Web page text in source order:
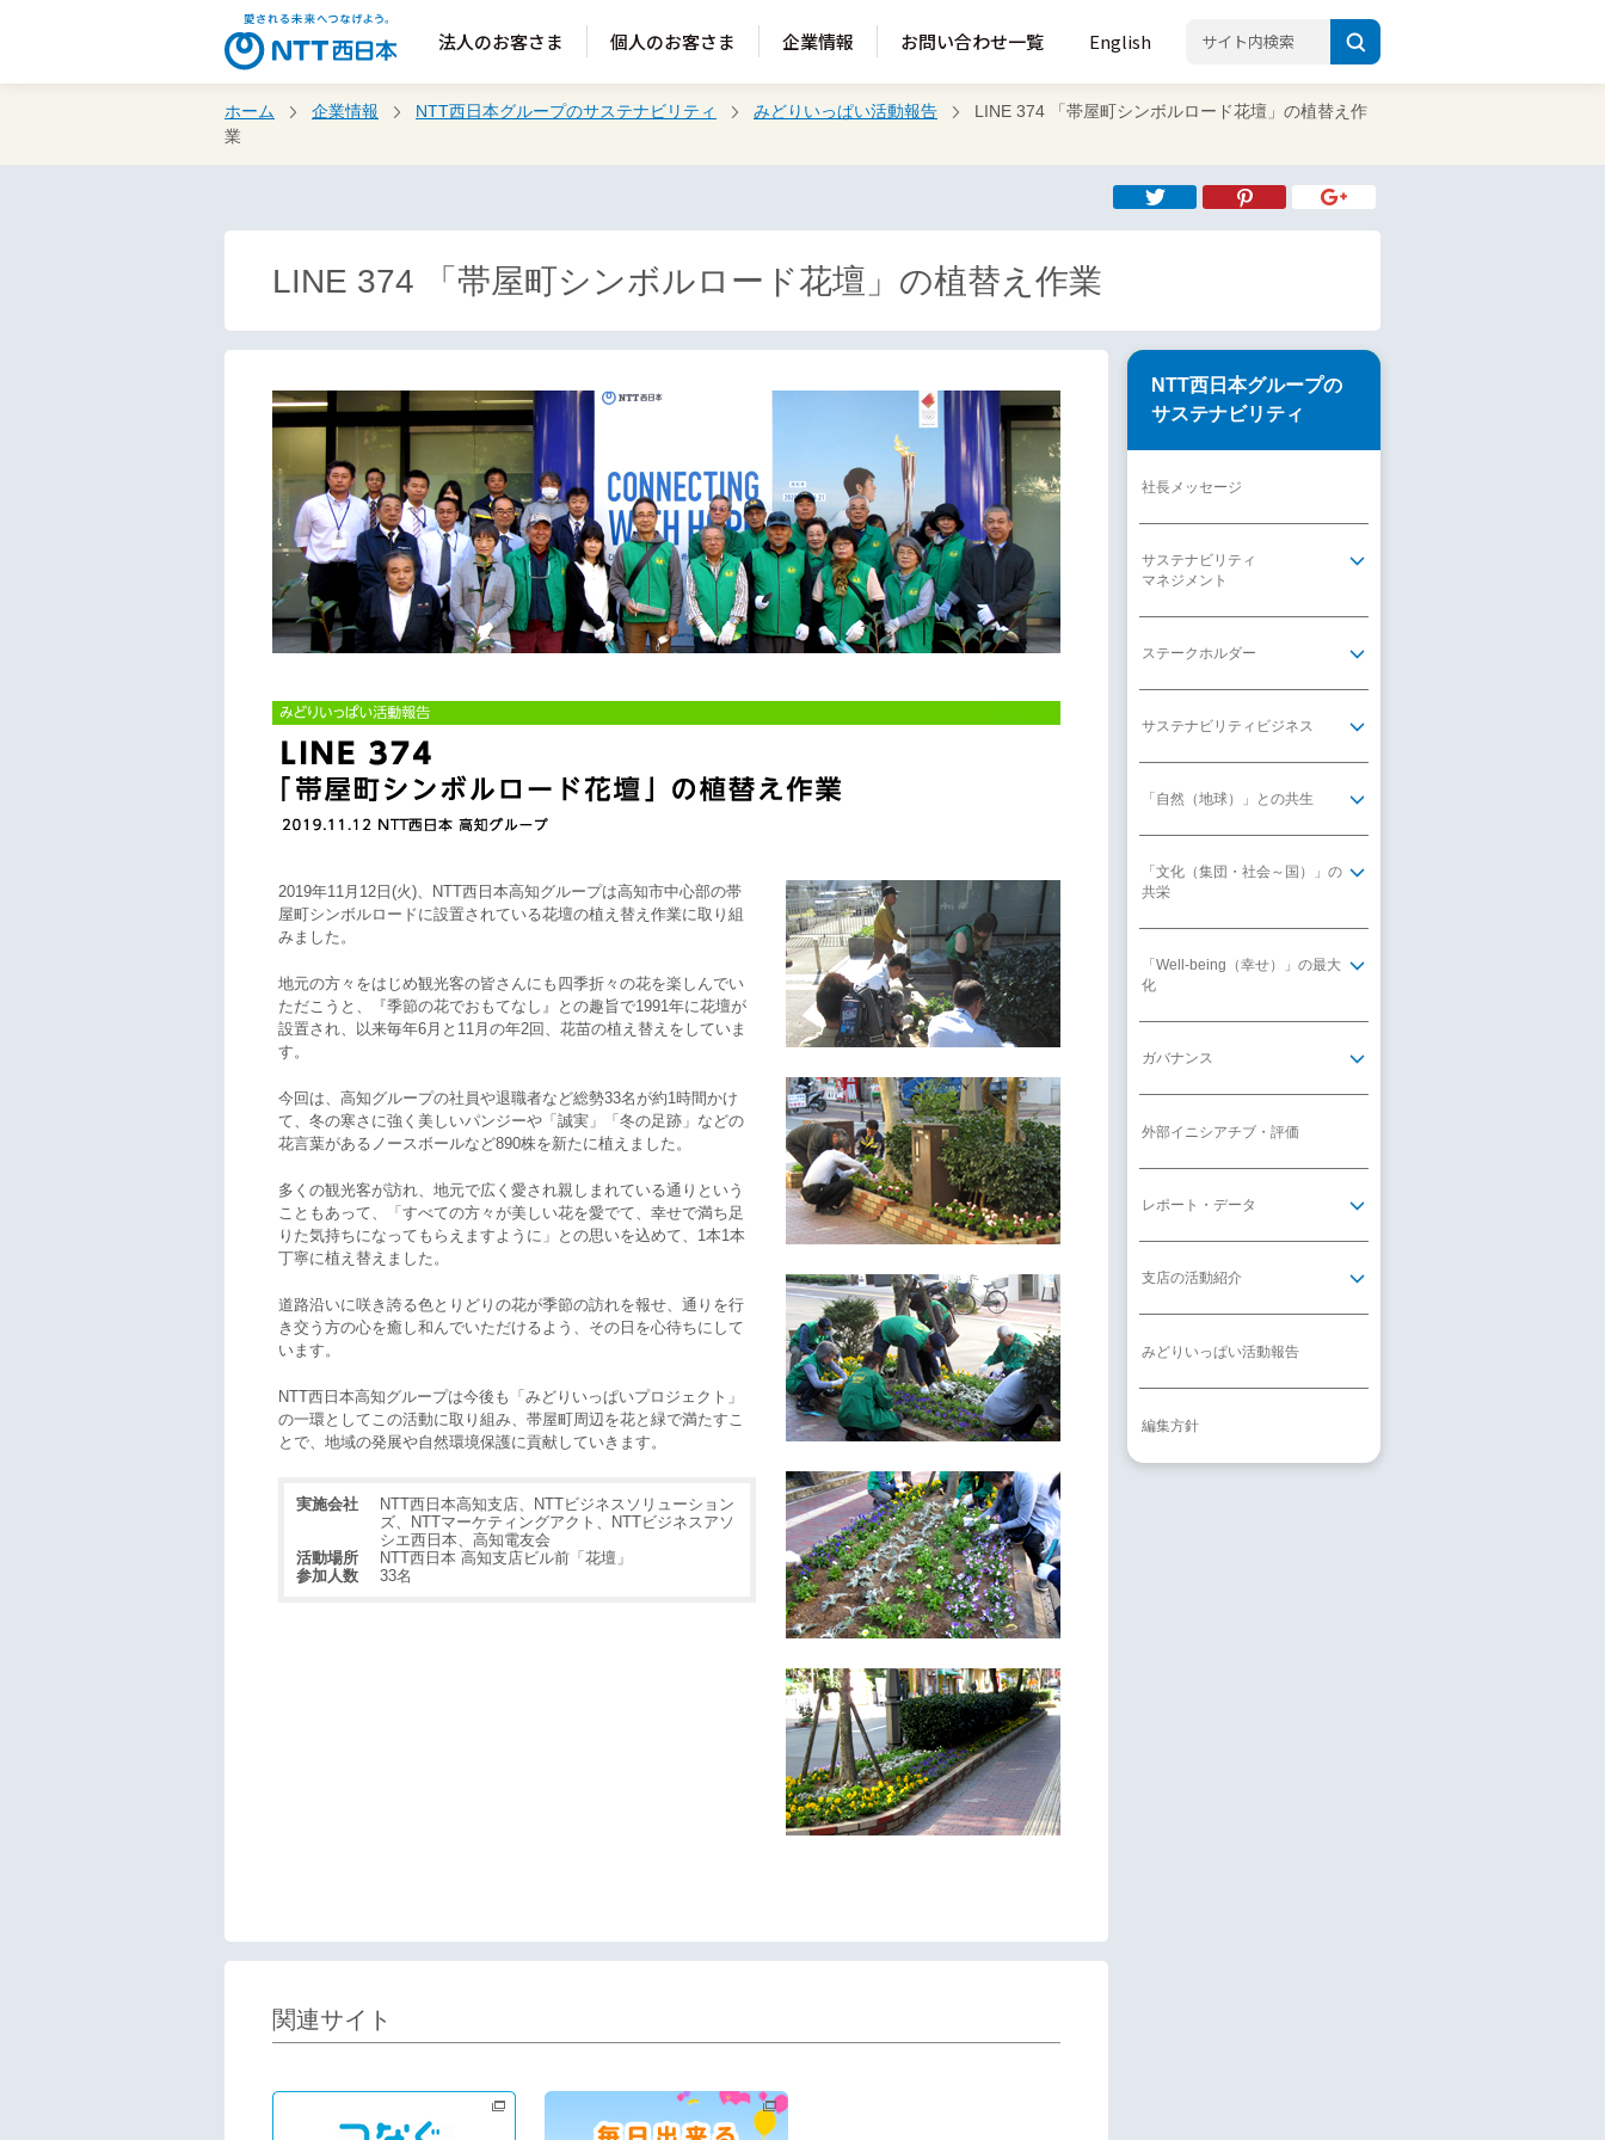
法人のお客さま 個人のお客さま 企業情報 お問い合わせ一覧 English
ホーム 企業情報 NTT西日本グループのサステナビリティ みどりいっぱい活動報告
LINE 374 「帯屋町シンボルロード花壇」の植替え作
業
LINE 374 「帯屋町シンボルロード花壇」の植替え作業
2019年11月12日(火)、NTT西日本高知グループは高知市中心部の帯
屋町シンボルロードに設置されている花壇の植え替え作業に取り組
みました。
地元の方々をはじめ観光客の皆さんにも四季折々の花を楽しんでい
ただこうと、『季節の花でおもてなし』との趣旨で1991年に花壇が
設置され、以来毎年6月と11月の年2回、花苗の植え替えをしていま
す。
今回は、高知グループの社員や退職者など総勢33名が約1時間かけ
て、冬の寒さに強く美しいパンジーや「誠実」「冬の足跡」などの
花言葉があるノースボールなど890株を新たに植えました。
多くの観光客が訪れ、地元で広く愛され親しまれている通りという
こともあって、「すべての方々が美しい花を愛でて、幸せで満ち足
りた気持ちになってもらえますように」との思いを込めて、1本1本
丁寧に植え替えました。
道路沿いに咲き誇る色とりどりの花が季節の訪れを報せ、通りを行
き交う方の心を癒し和んでいただけるよう、その日を心待ちにして
います。
NTT西日本高知グループは今後も「みどりいっぱいプロジェクト」
の一環としてこの活動に取り組み、帯屋町周辺を花と緑で満たすこ
とで、地域の発展や自然環境保護に貢献していきます。
実施会社
NTT西日本高知支店、NTTビジネスソリューション
ズ、NTTマーケティングアクト、NTTビジネスアソ
シエ西日本、高知電友会
活動場所
NTT西日本 高知支店ビル前「花壇」
参加人数
33名
関連サイト
NTT西日本グループの
サステナビリティ
社長メッセージ
サステナビリティ
マネジメント
ステークホルダー
サステナビリティビジネス
「自然（地球）」との共生
「文化（集団・社会～国）」の
共栄
「Well-being（幸せ）」の最大
化
ガバナンス
外部イニシアチブ・評価
レポート・データ
支店の活動紹介
みどりいっぱい活動報告
編集方針